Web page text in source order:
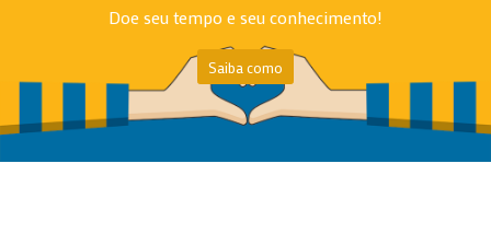
Doe seu tempo e seu conhecimento!
Saiba como